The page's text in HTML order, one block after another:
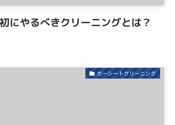
にやるべきクリーニングとは？
カーシートクリーニング